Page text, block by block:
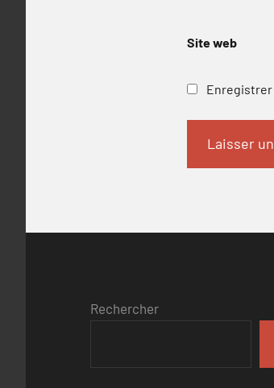
Site web
Enregistrer
Rechercher